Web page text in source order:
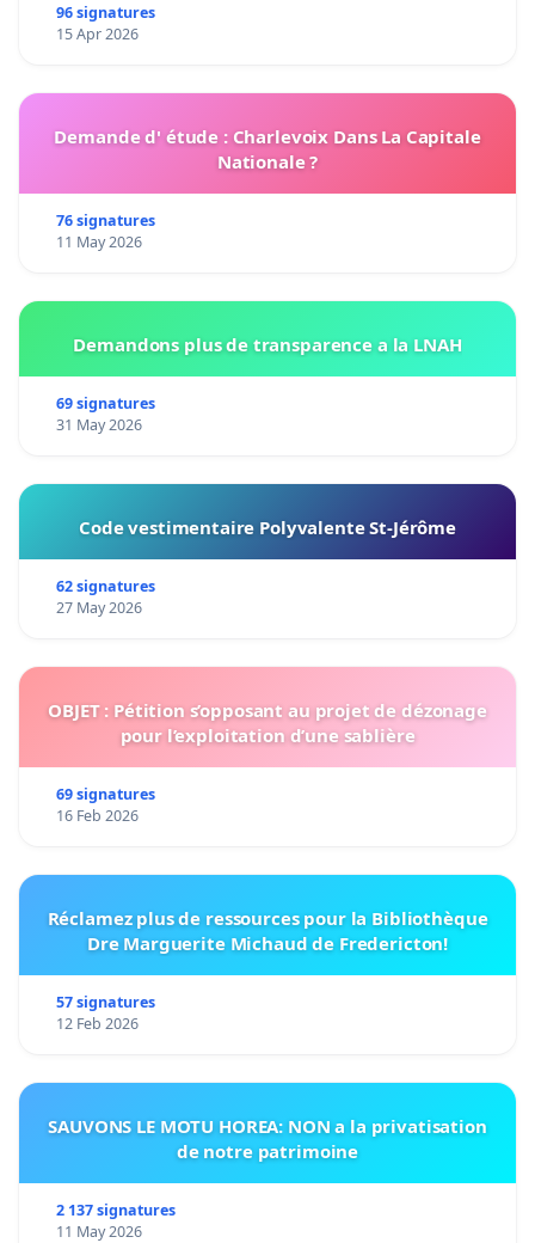
96 signatures
15 Apr 2026
Demande d' étude : Charlevoix Dans La Capitale
Nationale ?
76 signatures
11 May 2026
Demandons plus de transparence a la LNAH
69 signatures
31 May 2026
Code vestimentaire Polyvalente St-Jérôme
62 signatures
27 May 2026
OBJET : Pétition s’opposant au projet de dézonage
pour l’exploitation d’une sablière
69 signatures
16 Feb 2026
Réclamez plus de ressources pour la Bibliothèque
Dre Marguerite Michaud de Fredericton!
57 signatures
12 Feb 2026
SAUVONS LE MOTU HOREA: NON a la privatisation
de notre patrimoine
2 137 signatures
11 May 2026